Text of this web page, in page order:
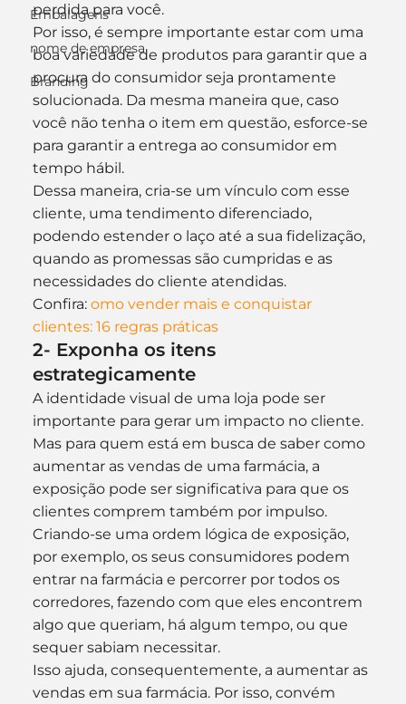
Embalagens
nome de empresa
Branding
perdida para você.
Por isso, é sempre importante estar com uma
boa variedade de produtos para garantir que a
procura do consumidor seja prontamente
solucionada. Da mesma maneira que, caso
você não tenha o item em questão, esforce-se
para garantir a entrega ao consumidor em
tempo hábil.
Dessa maneira, cria-se um vínculo com esse
cliente, uma tendimento diferenciado,
podendo estender o laço até a sua fidelização,
quando as promessas são cumpridas e as
necessidades do cliente atendidas.
Confira: omo vender mais e conquistar
clientes: 16 regras práticas
2- Exponha os itens
estrategicamente
A identidade visual de uma loja pode ser
importante para gerar um impacto no cliente.
Mas para quem está em busca de saber como
aumentar as vendas de uma farmácia, a
exposição pode ser significativa para que os
clientes comprem também por impulso.
Criando-se uma ordem lógica de exposição,
por exemplo, os seus consumidores podem
entrar na farmácia e percorrer por todos os
corredores, fazendo com que eles encontrem
algo que queriam, há algum tempo, ou que
sequer sabiam necessitar.
Isso ajuda, consequentemente, a aumentar as
vendas em sua farmácia. Por isso, convém